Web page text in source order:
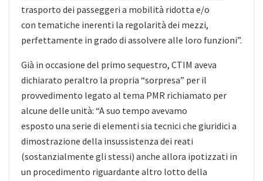
trasporto dei passeggeri a mobilità ridotta e/o
con tematiche inerenti la regolarità dei mezzi,
perfettamente in grado di assolvere alle loro funzioni”.
Già in occasione del primo sequestro, CTIM aveva
dichiarato peraltro la propria “sorpresa” per il
provvedimento legato al tema PMR richiamato per
alcune delle unità: “A suo tempo avevamo
esposto una serie di elementi sia tecnici che giuridici a
dimostrazione della insussistenza dei reati
(sostanzialmente gli stessi) anche allora ipotizzati in
un procedimento riguardante altro lotto della